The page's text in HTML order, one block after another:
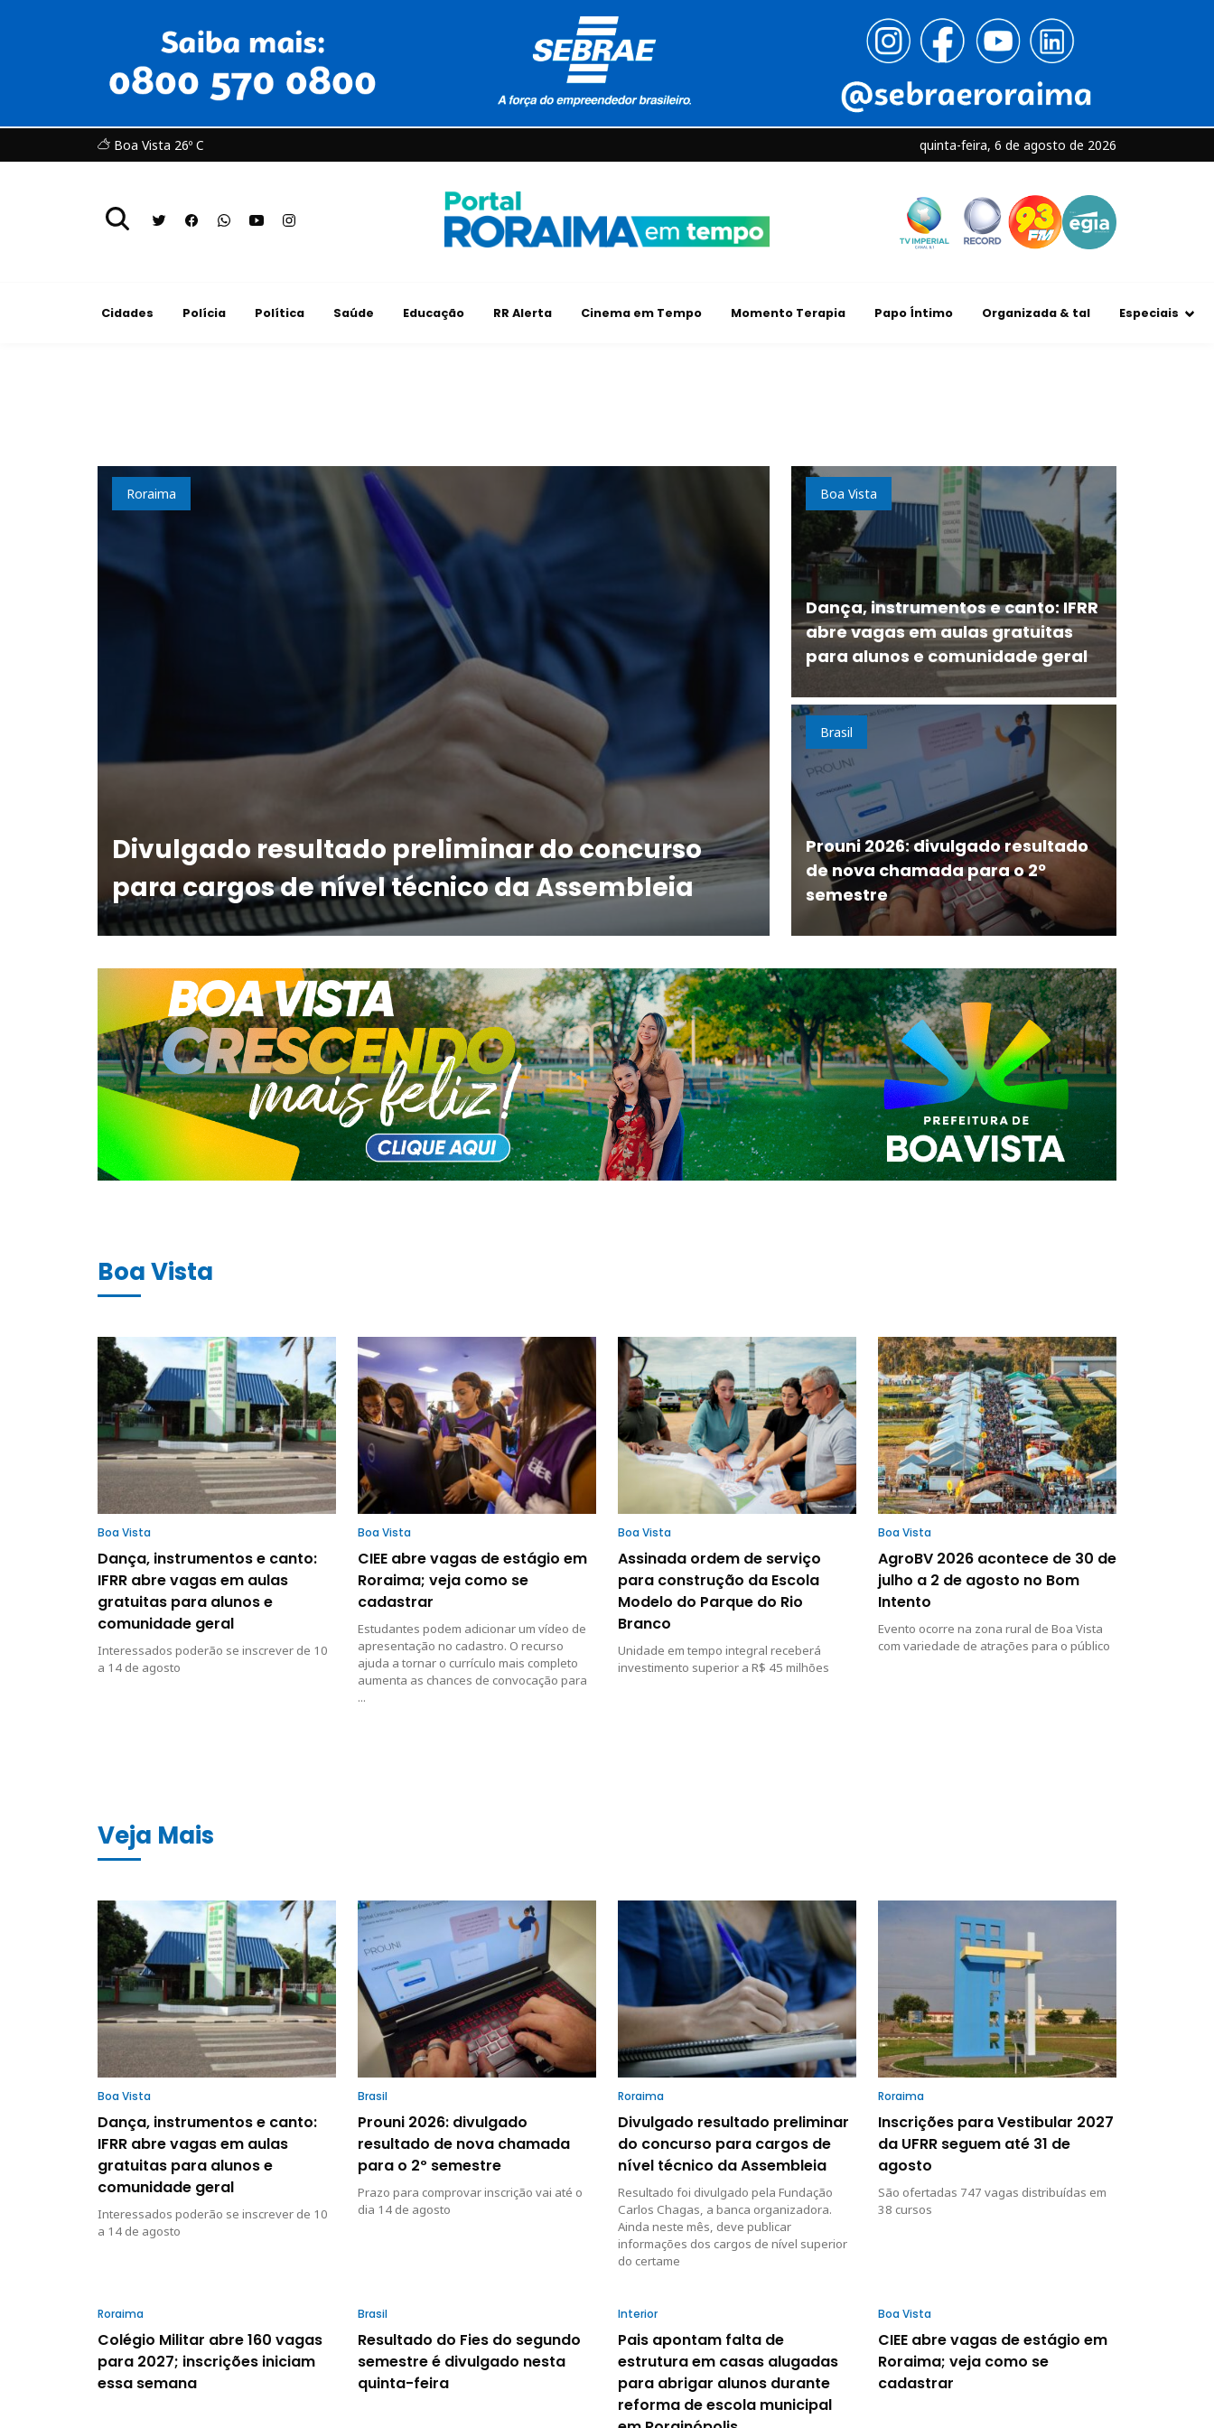
Boa Vista 26º C quinta-feira, 6 de agosto de 2026
Cidades Polícia Política Saúde Educação RR Alerta Cinema em Tempo Momento Terapia Papo Íntimo Organizada & tal Especiais
Roraima
Divulgado resultado preliminar do concurso
para cargos de nível técnico da Assembleia
Boa Vista
Dança, instrumentos e canto: IFRR
abre vagas em aulas gratuitas
para alunos e comunidade geral
Brasil
Prouni 2026: divulgado resultado
de nova chamada para o 2º
semestre
Boa Vista
Boa Vista
Dança, instrumentos e canto:
IFRR abre vagas em aulas
gratuitas para alunos e
comunidade geral
Interessados poderão se inscrever de 10
a 14 de agosto
Boa Vista
CIEE abre vagas de estágio em
Roraima; veja como se
cadastrar
Estudantes podem adicionar um vídeo de
apresentação no cadastro. O recurso
ajuda a tornar o currículo mais completo
aumenta as chances de convocação para
...
Boa Vista
Assinada ordem de serviço
para construção da Escola
Modelo do Parque do Rio
Branco
Unidade em tempo integral receberá
investimento superior a R$ 45 milhões
Boa Vista
AgroBV 2026 acontece de 30 de
julho a 2 de agosto no Bom
Intento
Evento ocorre na zona rural de Boa Vista
com variedade de atrações para o público
Veja Mais
Boa Vista
Dança, instrumentos e canto:
IFRR abre vagas em aulas
gratuitas para alunos e
comunidade geral
Interessados poderão se inscrever de 10
a 14 de agosto
Brasil
Prouni 2026: divulgado
resultado de nova chamada
para o 2º semestre
Prazo para comprovar inscrição vai até o
dia 14 de agosto
Roraima
Divulgado resultado preliminar
do concurso para cargos de
nível técnico da Assembleia
Resultado foi divulgado pela Fundação
Carlos Chagas, a banca organizadora.
Ainda neste mês, deve publicar
informações dos cargos de nível superior
do certame
Roraima
Inscrições para Vestibular 2027
da UFRR seguem até 31 de
agosto
São ofertadas 747 vagas distribuídas em
38 cursos
Roraima
Colégio Militar abre 160 vagas
para 2027; inscrições iniciam
essa semana
Brasil
Resultado do Fies do segundo
semestre é divulgado nesta
quinta-feira
Interior
Pais apontam falta de
estrutura em casas alugadas
para abrigar alunos durante
reforma de escola municipal
Boa Vista
CIEE abre vagas de estágio em
Roraima; veja como se
cadastrar